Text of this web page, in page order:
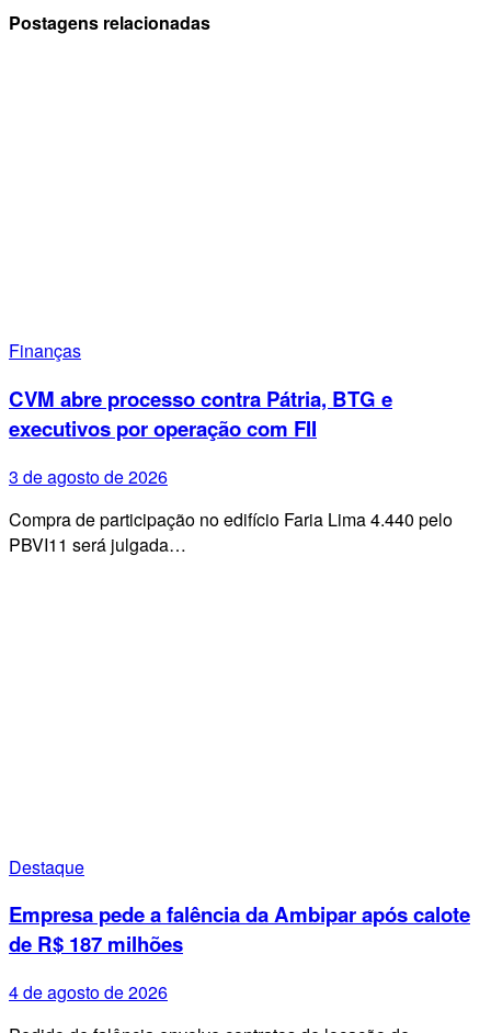
Postagens relacionadas
Finanças
CVM abre processo contra Pátria, BTG e
executivos por operação com FII
3 de agosto de 2026
Compra de participação no edifício Faria Lima 4.440 pelo
PBVI11 será julgada…
Destaque
Empresa pede a falência da Ambipar após calote
de R$ 187 milhões
4 de agosto de 2026